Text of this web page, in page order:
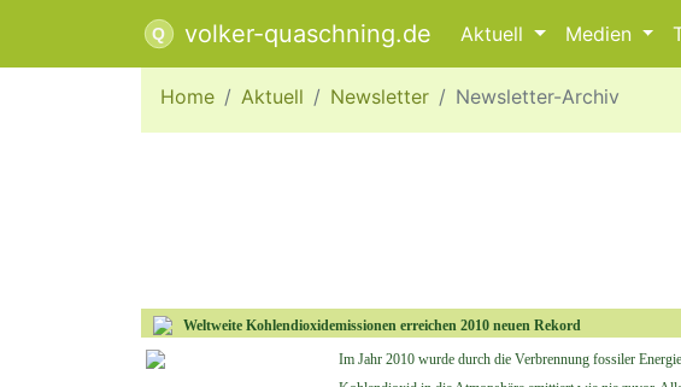
volker-quaschning.de Aktuell Medien
Home Aktuell Newsletter Newsletter-Archiv
Weltweite Kohlendioxidemissionen erreichen 2010 neuen Rekord
Im Jahr 2010 wurde durch die Verbrennung fossiler